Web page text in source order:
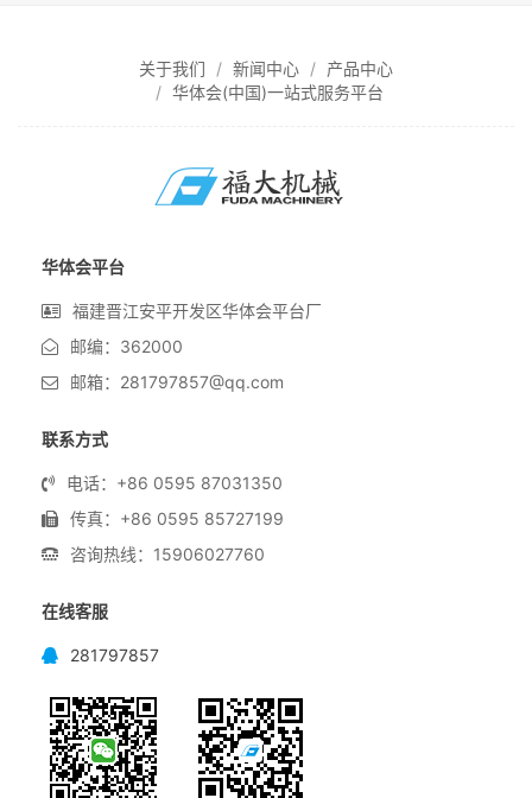
关于我们 新闻中心
产品中心
华体会(中国)一站式服务平台
华体会平台
福建晋江安平开发区华体会平台厂
邮编：362000
邮箱：281797857@qq.com
联系方式
电话：+86 0595 87031350
传真：+86 0595 85727199
咨询热线：15906027760
在线客服
281797857